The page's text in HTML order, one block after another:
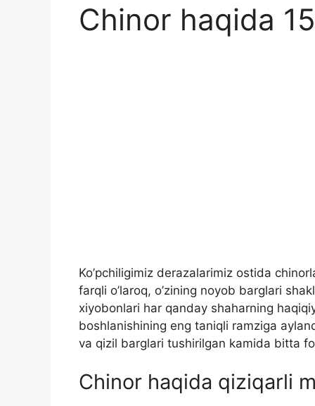
Chinor haqida
Ko’pchiligimiz derazalarimiz ostida
farqli o’laroq, o’zining noyob barglari
xiyobonlari har qanday shaharning
boshlanishining eng taniqli ramziga
va qizil barglari tushirilgan kamida bitta
Chinor haqida qiziqarli